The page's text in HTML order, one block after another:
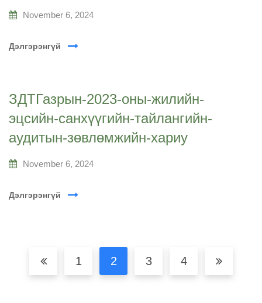
November 6, 2024
Дэлгэрэнгүй
ЗДТГазрын-2023-оны-жилийн-
эцсийн-санхүүгийн-тайлангийн-
аудитын-зөвлөмжийн-хариу
November 6, 2024
Дэлгэрэнгүй
1 2 3 4